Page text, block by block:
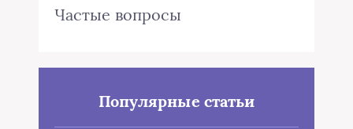
Частые вопросы
Популярные статьи